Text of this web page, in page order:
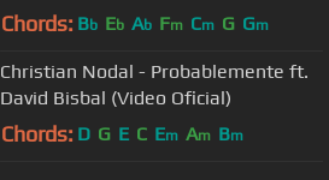
Chords: Bb Eb Ab Fm Cm G Gm
Christian Nodal - Probablemente ft.
David Bisbal (Video Oficial)
Chords: D G E C Em Am Bm